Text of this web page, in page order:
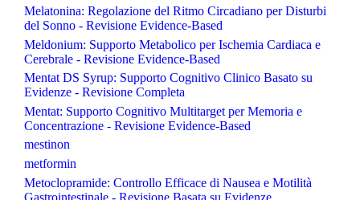
Melatonina: Regolazione del Ritmo Circadiano per Disturbi
del Sonno - Revisione Evidence-Based
Meldonium: Supporto Metabolico per Ischemia Cardiaca e
Cerebrale - Revisione Evidence-Based
Mentat DS Syrup: Supporto Cognitivo Clinico Basato su
Evidenze - Revisione Completa
Mentat: Supporto Cognitivo Multitarget per Memoria e
Concentrazione - Revisione Evidence-Based
mestinon
metformin
Metoclopramide: Controllo Efficace di Nausea e Motilità
Gastrointestinale - Revisione Basata su Evidenze